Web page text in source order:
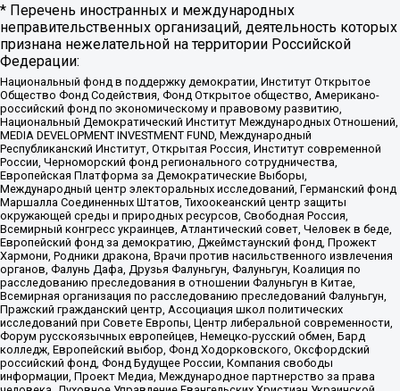
* Перечень иностранных и международных
неправительственных организаций, деятельность которых
признана нежелательной на территории Российской
Федерации:
Национальный фонд в поддержку демократии, Институт Открытое
Общество Фонд Содействия, Фонд Открытое общество, Американо-
российский фонд по экономическому и правовому развитию,
Национальный Демократический Институт Международных Отношений,
MEDIA DEVELOPMENT INVESTMENT FUND, Международный
Республиканский Институт, Открытая Россия, Институт современной
России, Черноморский фонд регионального сотрудничества,
Европейская Платформа за Демократические Выборы,
Международный центр электоральных исследований, Германский фонд
Маршалла Соединенных Штатов, Тихоокеанский центр защиты
окружающей среды и природных ресурсов, Свободная Россия,
Всемирный конгресс украинцев, Атлантический совет, Человек в беде,
Европейский фонд за демократию, Джеймстаунский фонд, Прожект
Хармони, Родники дракона, Врачи против насильственного извлечения
органов, Фалунь Дафа, Друзья Фалуньгун, Фалуньгун, Коалиция по
расследованию преследования в отношении Фалуньгун в Китае,
Всемирная организация по расследованию преследований Фалуньгун,
Пражский гражданский центр, Ассоциация школ политических
исследований при Совете Европы, Центр либеральной современности,
Форум русскоязычных европейцев, Немецко-русский обмен, Бард
колледж, Европейский выбор, Фонд Ходорковского, Оксфордский
российский фонд, Фонд Будущее России, Компания свободы
информации, Проект Медиа, Международное партнерство за права